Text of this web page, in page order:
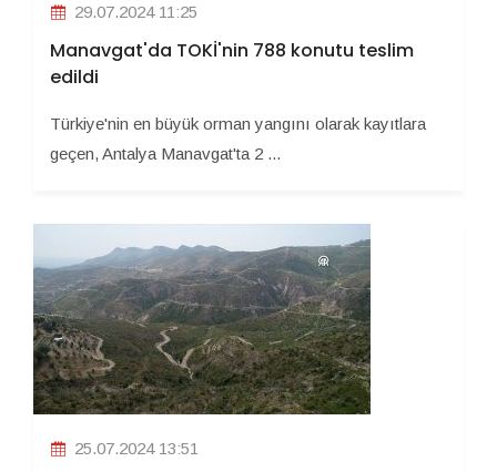
29.07.2024 11:25
Manavgat'da TOKİ'nin 788 konutu teslim
edildi
Türkiye'nin en büyük orman yangını olarak kayıtlara
geçen, Antalya Manavgat'ta 2 ...
25.07.2024 13:51